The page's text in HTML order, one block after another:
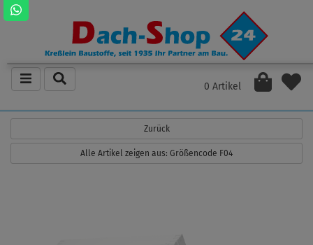
0 Artikel
Zurück
Alle Artikel zeigen aus: Größencode F04